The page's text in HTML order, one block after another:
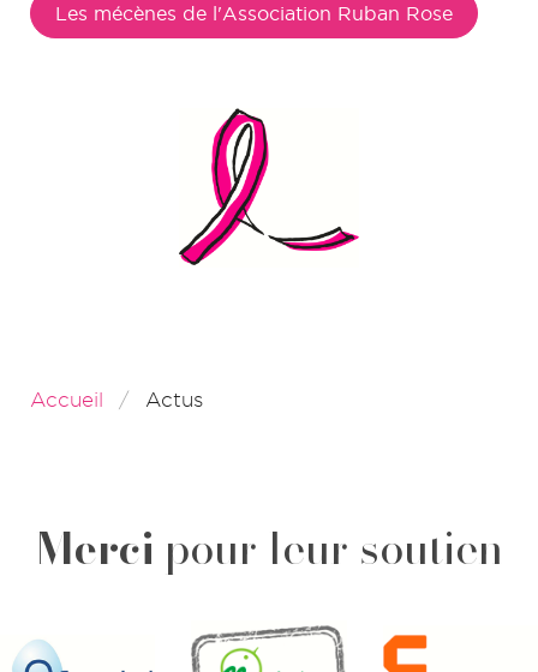
Les mécènes de l'Association Ruban Rose
Accueil Actus
Merci pour leur soutien